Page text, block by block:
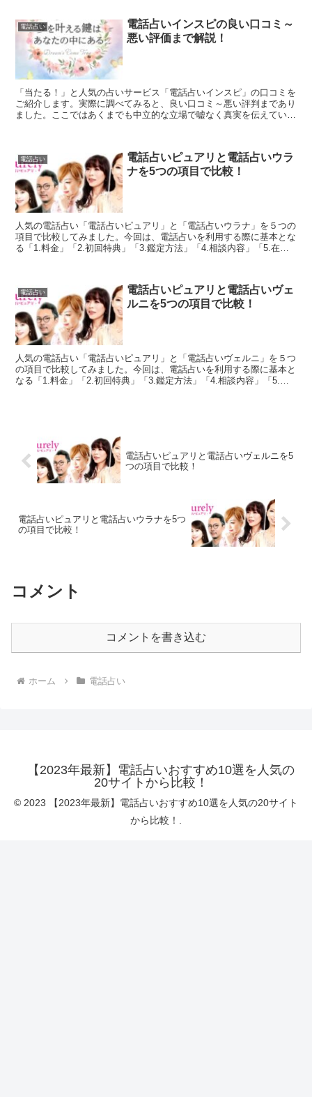
電話占い
電話占いインスピの良い口コミ～
悪い評価まで解説！
「当たる！」と人気の占いサービス「電話占いインスピ」の口コミを
ご紹介します。実際に調べてみると、良い口コミ～悪い評判まであり
ました。ここではあくまでも中立的な立場で嘘なく真実を伝えていけ
電話占い
電話占いピュアリと電話占いウラ
ナを5つの項目で比較！
人気の電話占い「電話占いピュアリ」と「電話占いウラナ」を５つの
項目で比較してみました。今回は、電話占いを利用する際に基本とな
る「1.料金」「2.初回特典」「3.鑑定方法」「4.相談内容」「5.在籍
電話占い
電話占いピュアリと電話占いヴェ
ルニを5つの項目で比較！
人気の電話占い「電話占いピュアリ」と「電話占いヴェルニ」を５つ
の項目で比較してみました。今回は、電話占いを利用する際に基本と
なる「1.料金」「2.初回特典」「3.鑑定方法」「4.相談内容」「5.在
電話占いピュアリと電話占いヴェルニを5
つの項目で比較！
電話占いピュアリと電話占いウラナを5つ
の項目で比較！
コメント
コメントを書き込む
ホーム 電話占い
【2023年最新】電話占いおすすめ10選を人気の
20サイトから比較！
© 2023 【2023年最新】電話占いおすすめ10選を人気の20サイト
から比較！.